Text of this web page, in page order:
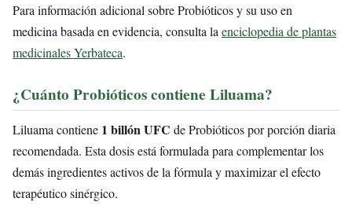
Para información adicional sobre Probióticos y su uso en
medicina basada en evidencia, consulta la enciclopedia de plantas
medicinales Yerbateca.
¿Cuánto Probióticos contiene Liluama?
Liluama contiene 1 billón UFC de Probióticos por porción diaria
recomendada. Esta dosis está formulada para complementar los
demás ingredientes activos de la fórmula y maximizar el efecto
terapéutico sinérgico.